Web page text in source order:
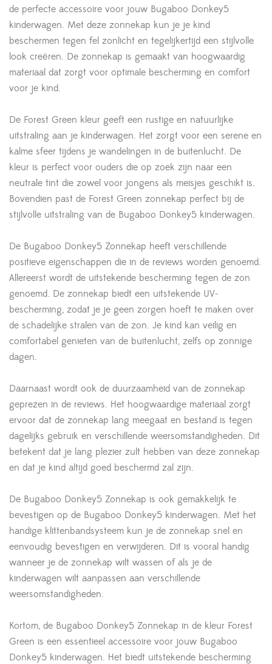
de perfecte accessoire voor jouw Bugaboo Donkey5
kinderwagen. Met deze zonnekap kun je je kind
beschermen tegen fel zonlicht en tegelijkertijd een stijlvolle
look creëren. De zonnekap is gemaakt van hoogwaardig
materiaal dat zorgt voor optimale bescherming en comfort
voor je kind.
De Forest Green kleur geeft een rustige en natuurlijke
uitstraling aan je kinderwagen. Het zorgt voor een serene en
kalme sfeer tijdens je wandelingen in de buitenlucht. De
kleur is perfect voor ouders die op zoek zijn naar een
neutrale tint die zowel voor jongens als meisjes geschikt is.
Bovendien past de Forest Green zonnekap perfect bij de
stijlvolle uitstraling van de Bugaboo Donkey5 kinderwagen.
De Bugaboo Donkey5 Zonnekap heeft verschillende
positieve eigenschappen die in de reviews worden genoemd.
Allereerst wordt de uitstekende bescherming tegen de zon
genoemd. De zonnekap biedt een uitstekende UV-
bescherming, zodat je je geen zorgen hoeft te maken over
de schadelijke stralen van de zon. Je kind kan veilig en
comfortabel genieten van de buitenlucht, zelfs op zonnige
dagen.
Daarnaast wordt ook de duurzaamheid van de zonnekap
geprezen in de reviews. Het hoogwaardige materiaal zorgt
ervoor dat de zonnekap lang meegaat en bestand is tegen
dagelijks gebruik en verschillende weersomstandigheden. Dit
betekent dat je lang plezier zult hebben van deze zonnekap
en dat je kind altijd goed beschermd zal zijn.
De Bugaboo Donkey5 Zonnekap is ook gemakkelijk te
bevestigen op de Bugaboo Donkey5 kinderwagen. Met het
handige klittenbandsysteem kun je de zonnekap snel en
eenvoudig bevestigen en verwijderen. Dit is vooral handig
wanneer je de zonnekap wilt wassen of als je de
kinderwagen wilt aanpassen aan verschillende
weersomstandigheden.
Kortom, de Bugaboo Donkey5 Zonnekap in de kleur Forest
Green is een essentieel accessoire voor jouw Bugaboo
Donkey5 kinderwagen. Het biedt uitstekende bescherming